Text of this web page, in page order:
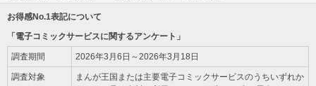
お得感No.1表記について
「電子コミックサービスに関するアンケート」
調査期間 2026年3月6日～2026年3月18日
調査対象
まんが王国または主要電子コミックサービスのうちいずれか